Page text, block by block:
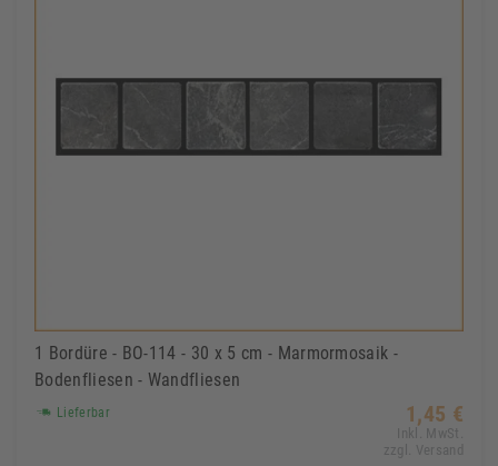
1 Bordüre - BO-114 - 30 x 5 cm - Marmormosaik -
Bodenfliesen - Wandfliesen
Lieferbar 1,45 €
Inkl. MwSt.
zzgl. Versand